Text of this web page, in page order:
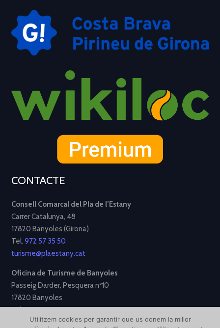
CONTACTE
Consell Comarcal del Pla de l’Estany
Carrer Catalunya, 48
17820 Banyoles (Girona)
Tel. 972 57 35 50
turisme@plaestany.cat
Oficina de Turisme de Banyoles
Passeig Darder, Pesquera nº10
17820 Banyoles
Tel.972 58 34 70
turisme@ajbanyoles.org
Utilitzem cookies per garantir que us donem la millor